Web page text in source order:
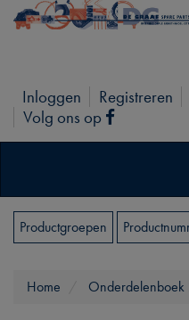
Inloggen Registreren
Volg ons op
Facebook
Productgroepen
Home Onderdelenboek